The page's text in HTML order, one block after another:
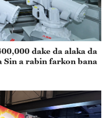
dake da alaka da
Sin a rabin farkon bana